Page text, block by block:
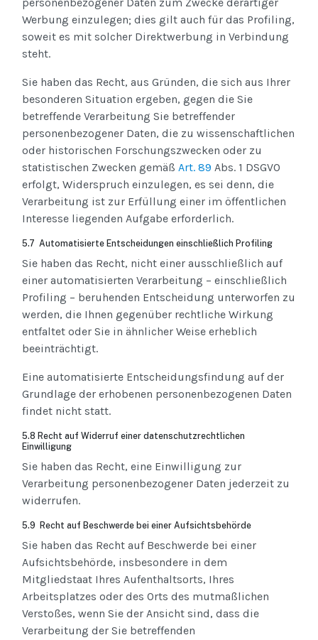
Werbung einzulegen; dies gilt auch für das Profiling,
soweit es mit solcher Direktwerbung in Verbindung
steht.
Sie haben das Recht, aus Gründen, die sich aus Ihrer
besonderen Situation ergeben, gegen die Sie
betreffende Verarbeitung Sie betreffender
personenbezogener Daten, die zu wissenschaftlichen
oder historischen Forschungszwecken oder zu
statistischen Zwecken gemäß Art. 89 Abs. 1 DSGVO
erfolgt, Widerspruch einzulegen, es sei denn, die
Verarbeitung ist zur Erfüllung einer im öffentlichen
Interesse liegenden Aufgabe erforderlich.
5.7 Automatisierte Entscheidungen einschließlich Profiling
Sie haben das Recht, nicht einer ausschließlich auf
einer automatisierten Verarbeitung – einschließlich
Profiling – beruhenden Entscheidung unterworfen zu
werden, die Ihnen gegenüber rechtliche Wirkung
entfaltet oder Sie in ähnlicher Weise erheblich
beeinträchtigt.
Eine automatisierte Entscheidungsfindung auf der
Grundlage der erhobenen personenbezogenen Daten
findet nicht statt.
5.8 Recht auf Widerruf einer datenschutzrechtlichen
Einwilligung
Sie haben das Recht, eine Einwilligung zur
Verarbeitung personenbezogener Daten jederzeit zu
widerrufen.
5.9 Recht auf Beschwerde bei einer Aufsichtsbehörde
Sie haben das Recht auf Beschwerde bei einer
Aufsichtsbehörde, insbesondere in dem
Mitgliedstaat Ihres Aufenthaltsorts, Ihres
Arbeitsplatzes oder des Orts des mutmaßlichen
Verstoßes, wenn Sie der Ansicht sind, dass die
Verarbeitung der Sie betreffenden